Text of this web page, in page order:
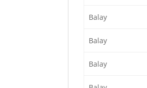
Balay
Balay
Balay